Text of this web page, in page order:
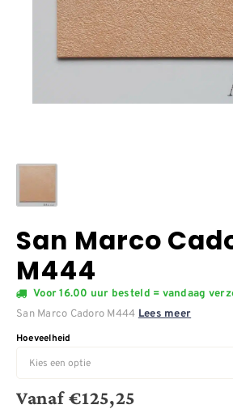
San Marco
M444
Voor 16.00 uur besteld = vandaag
San Marco Cadoro M444 Lees meer
Hoeveelheid
Vanaf€125,25